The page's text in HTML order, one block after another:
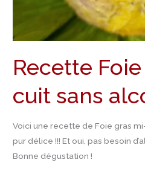
Recette
cuit sans
Voici une recette de Foie gras
pur délice !!! Et oui, pas besoin
Bonne dégustation !